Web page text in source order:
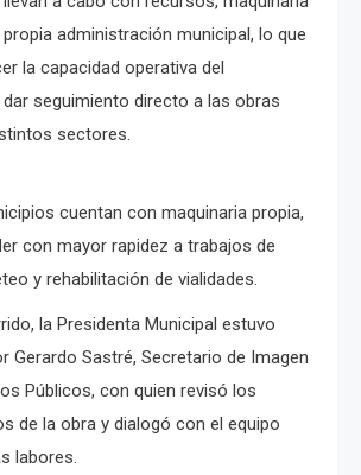
administración municipal, lo que
la capacidad operativa del
seguimiento directo a las obras
sectores.
cuentan con maquinaria propia,
con mayor rapidez a trabajos de
y rehabilitación de vialidades.
la Presidenta Municipal estuvo
Gerardo Sastré, Secretario de Imagen
Públicos, con quien revisó los
de la obra y dialogó con el equipo
labores.